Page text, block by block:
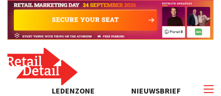
NIEUWSBRIEF
LEDENZONE